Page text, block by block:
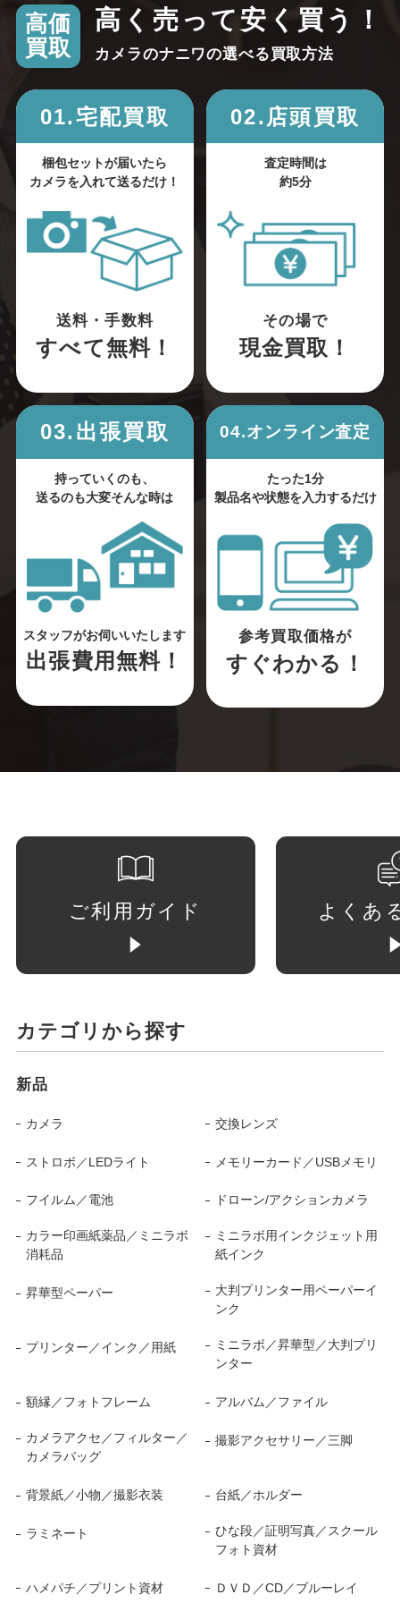
高価
買取
高く売って安く買う！
カメラのナニワの選べる買取方法
01.宅配買取
梱包セットが届いたら
カメラを入れて送るだけ！
送料・手数料
すべて無料！
02.店頭買取
査定時間は
約5分
その場で
現金買取！
03.出張買取
持っていくのも、
送るのも大変そんな時は
スタッフがお伺いいたします
出張費用無料！
04.オンライン査定
たった1分
製品名や状態を入力するだけ
参考買取価格が
すぐわかる！
ご利用ガイド よくあ
カテゴリから探す
新品
カメラ 交換レンズ
ストロボ／LEDライト メモリーカード／USBメモリ
フイルム／電池 ドローン/アクションカメラ
カラー印画紙薬品／ミニラボ
消耗品
ミニラボ用インクジェット用
紙インク
昇華型ペーパー
大判プリンター用ペーパーイ
ンク
プリンター／インク／用紙
ミニラボ／昇華型／大判プリ
ンター
額縁／フォトフレーム アルバム／ファイル
カメラアクセ／フィルター／
カメラバッグ
撮影アクセサリー／三脚
背景紙／小物／撮影衣装 台紙／ホルダー
ラミネート
ひな段／証明写真／スクール
フォト資材
ハメパチ／プリント資材 ＤＶＤ／CD／ブルーレイ